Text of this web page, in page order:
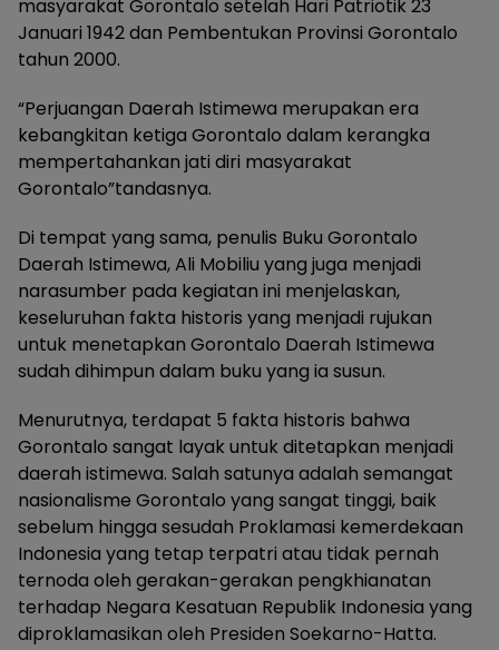
masyarakat Gorontalo setelah Hari Patriotik 23
Januari 1942 dan Pembentukan Provinsi Gorontalo
tahun 2000.
“Perjuangan Daerah Istimewa merupakan era
kebangkitan ketiga Gorontalo dalam kerangka
mempertahankan jati diri masyarakat
Gorontalo”tandasnya.
Di tempat yang sama, penulis Buku Gorontalo
Daerah Istimewa, Ali Mobiliu yang juga menjadi
narasumber pada kegiatan ini menjelaskan,
keseluruhan fakta historis yang menjadi rujukan
untuk menetapkan Gorontalo Daerah Istimewa
sudah dihimpun dalam buku yang ia susun.
Menurutnya, terdapat 5 fakta historis bahwa
Gorontalo sangat layak untuk ditetapkan menjadi
daerah istimewa. Salah satunya adalah semangat
nasionalisme Gorontalo yang sangat tinggi, baik
sebelum hingga sesudah Proklamasi kemerdekaan
Indonesia yang tetap terpatri atau tidak pernah
ternoda oleh gerakan-gerakan pengkhianatan
terhadap Negara Kesatuan Republik Indonesia yang
diproklamasikan oleh Presiden Soekarno-Hatta.